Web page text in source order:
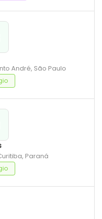
André, São Paulo
Paraná